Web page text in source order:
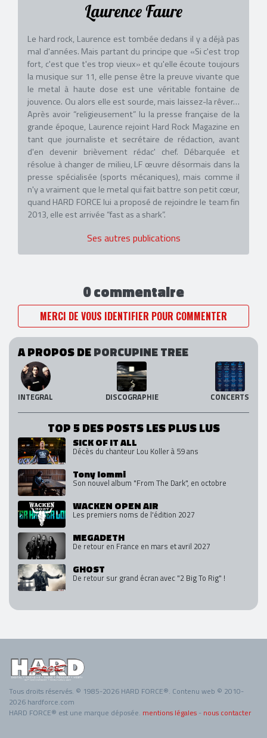
Laurence Faure
Le hard rock, Laurence est tombée dedans il y a déjà pas
mal d'années. Mais partant du principe que «Si c'est trop
fort, c'est que t'es trop vieux» et qu'elle écoute toujours
la musique sur 11, elle pense être la preuve vivante que
le metal à haute dose est une véritable fontaine de
jouvence. Ou alors elle est sourde, mais laissez-la rêver…
Après avoir “religieusement” lu la presse française de la
grande époque, Laurence rejoint Hard Rock Magazine en
tant que journaliste et secrétaire de rédaction, avant
d'en devenir brièvement rédac' chef. Débarquée et
résolue à changer de milieu, LF œuvre désormais dans la
presse spécialisée (sports mécaniques), mais comme il
n'y a vraiment que le metal qui fait battre son petit cœur,
quand HARD FORCE lui a proposé de rejoindre le team fin
2013, elle est arrivée “fast as a shark”.
Ses autres publications
0 commentaire
MERCI DE VOUS IDENTIFIER POUR COMMENTER
A PROPOS DEPORCUPINE TREE
INTEGRAL DISCOGRAPHIE CONCERTS
TOP 5 DES POSTS LES PLUS LUS
SICK OF IT ALL
Décès du chanteur Lou Koller à 59 ans
Tony Iommi
Son nouvel album "From The Dark", en octobre
WACKEN OPEN AIR
Les premiers noms de l'édition 2027
MEGADETH
De retour en France en mars et avril 2027
GHOST
De retour sur grand écran avec "2 Big To Rig" !
Tous droits réservés. © 1985-2026 HARD FORCE®. Contenu web © 2010-
2026 hardforce.com
HARD FORCE® est une marque déposée. mentions légales - nous contacter